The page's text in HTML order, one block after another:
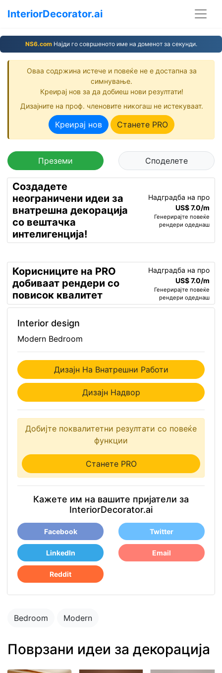
InteriorDecorator.ai
NS6.comНајди го совршеното име на доменот за секунди.
Оваа содржина истече и повеќе не е достапна за
симнување.
Креирај нов за да добиеш нови резултати!
Дизајните на проф. членовите никогаш не истекуваат.
Креирај нов Станете PRO
Преземи Споделете
Создадете
неограничени идеи за
внатрешна декорација
со вештачка
интелигенција!
Надградба на про
US$ 7.0/m
Генерирајте повеќе
рендери одеднаш
Корисниците на PRO
добиваат рендери со
повисок квалитет
Надградба на про
US$ 7.0/m
Генерирајте повеќе
рендери одеднаш
Interior design
Modern Bedroom
Дизајн На Внатрешни Работи
Дизајн Надвор
Добијте поквалитетни резултати со повеќе
функции
Станете PRO
Кажете им на вашите пријатели за
InteriorDecorator.ai
Facebook Twitter
LinkedIn Email
Reddit
Bedroom Modern
Поврзани идеи за декорација